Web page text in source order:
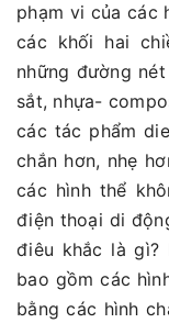
phạm vi của các
các khối hai
những đường
sắt, nhựa-
các tác phẩm
chắn hơn, nhẹ
các hình thể
điện thoại di
điêu khắc là gì?
bao gồm các
bằng các hình